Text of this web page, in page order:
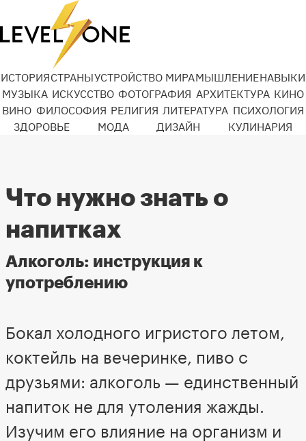
ИСТОРИЯСТРАНЫУСТРОЙСТВО МИРАМЫШЛЕНИЕНАВЫКИ
МУЗЫКА ИСКУССТВО ФОТОГРАФИЯ АРХИТЕКТУРА КИНО
ВИНО ФИЛОСОФИЯ РЕЛИГИЯ ЛИТЕРАТУРА ПСИХОЛОГИЯ
ЗДОРОВЬЕ
МОДА ДИЗАЙН КУЛИНАРИЯ
Что нужно знать о
напитках
Алкоголь: инструкция к
употреблению
Бокал холодного игристого летом,
коктейль на вечеринке, пиво с
друзьями: алкоголь — единственный
напиток не для утоления жажды.
Изучим его влияние на организм и